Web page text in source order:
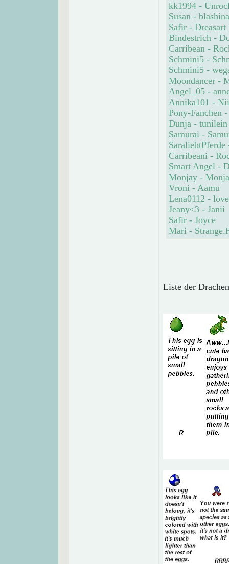
kk1994 -
Susan - blashina
Safir - Dreasart
Bindestrich -
Carribean -
Schmini5 -
Schmini5 -
Moondancer -
Angel_05 -
Annika101 -
Pony-Fanchen
Dunja - tunilein
Samurai -
SaraliebtPferde
Carribeani -
Smart Angel -
Monjay -
Vroni - Aamu
Lena0112 -
Jeany<3 - Janii
Safir - Joyce
Mari -
Liste der